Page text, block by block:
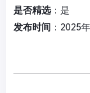
是否精选：是
发布时间 ：2025